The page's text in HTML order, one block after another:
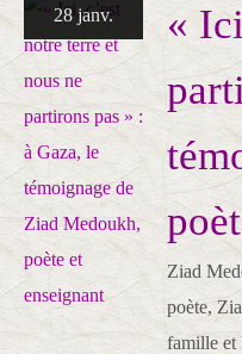
28 janv.
«
Ziad
poète,
famille et